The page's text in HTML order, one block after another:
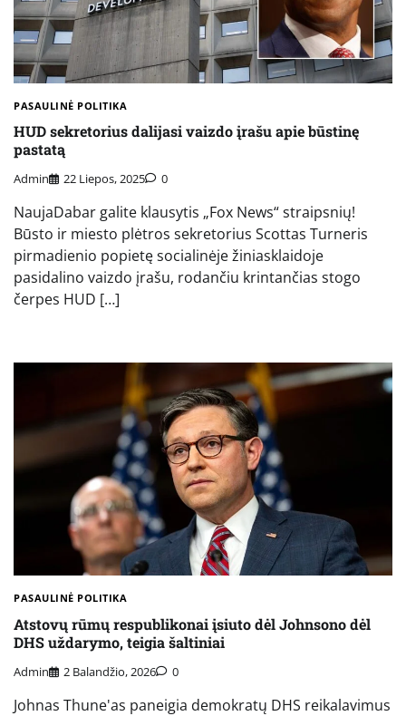
PASAULINĖ POLITIKA
HUD sekretorius dalijasi vaizdo įrašu apie būstinę
pastatą
Admin 22 Liepos, 2025 0
NaujaDabar galite klausytis „Fox News“ straipsnių!
Būsto ir miesto plėtros sekretorius Scottas Turneris
pirmadienio popietę socialinėje žiniasklaidoje
pasidalino vaizdo įrašu, rodančiu krintančias stogo
čerpes HUD […]
PASAULINĖ POLITIKA
Atstovų rūmų respublikonai įsiuto dėl Johnsono dėl
DHS uždarymo, teigia šaltiniai
Admin 2 Balandžio, 2026 0
Johnas Thune'as paneigia demokratų DHS reikalavimus